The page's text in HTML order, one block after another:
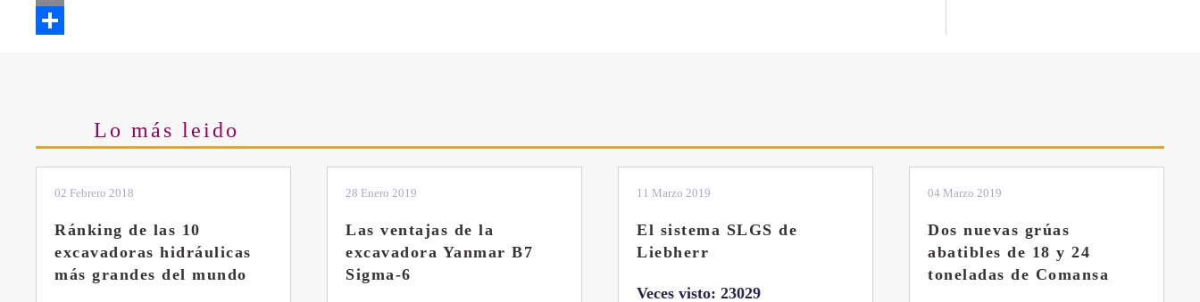
Email
Lo más leido
28 Enero 2019
Las ventajas de la
excavadora Yanmar B7
Sigma-6
11 Marzo 2019
El sistema SLGS de
Liebherr
04 Marzo 2019
Dos nuevas grúas
abatibles de 18 y 24
01 Febrero 2019
La botella aún no está
llena